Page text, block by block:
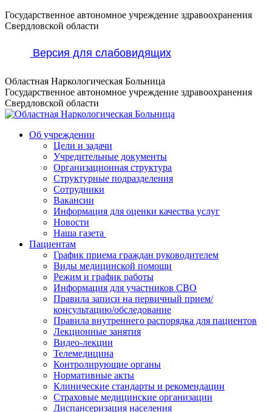
Перейти
к
Государственное автономное учреждение здравоохранения
Свердловской области
Версия для слабовидящих
Областная Наркологическая Больница
Государственное автономное учреждение здравоохранения
Свердловской области
Об учреждении
Цели и задачи
Учредительные документы
Организационная структура
Структурные подразделения
Сотрудники
Вакансии
Информация для оценки качества услуг
Новости
​​Наша газета
Пациентам
График приема граждан руководителем
Виды медицинской помощи
Режим и график работы
Информация для участников СВО
Правила записи на первичный прием/
консультацию/обследование
Правила внутреннего распорядка для пациентов
Лекционные занятия
Видео-лекции
Телемедицина
Контролирующие органы
Нормативные акты
Клинические стандарты и рекомендации
Страховые медицинские организации
Диспансеризация населения